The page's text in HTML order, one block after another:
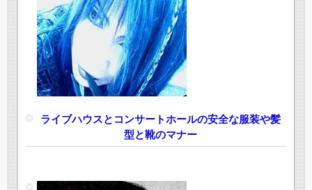
ライブハウスとコンサートホールの安全な服装や髪
型と靴のマナー